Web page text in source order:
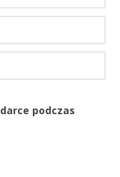
podczas